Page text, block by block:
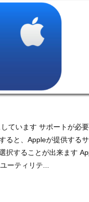
ています サポートが必
ると、Appleが提供する
択することが出来ます
ーティリテ...